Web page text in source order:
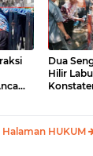
Dua
Hilir
Halaman HUKUM